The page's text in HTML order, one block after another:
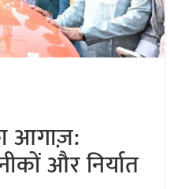
आगाज़:
और निर्यात